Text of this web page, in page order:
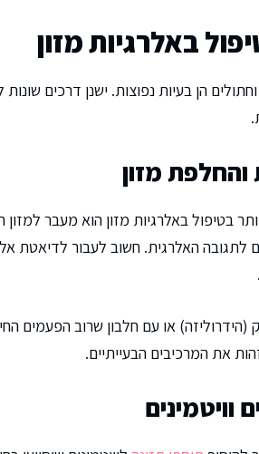
באלרגיות מזון
הן בעיות נפוצות. ישנן דרכים
מזון
בטיפול באלרגיות מזון הוא מעבר
לתגובה האלרגית. חשוב לעבור לדיאטת
(הידרוליזה) או עם חלבון שרוב הפעמים
את המרכיבים הבעייתיים.
וויטמינים